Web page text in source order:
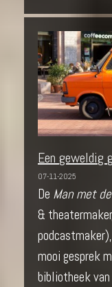
Een geweldig
07-11-2025
De Man met
&
mooi gesprek
bibliotheek